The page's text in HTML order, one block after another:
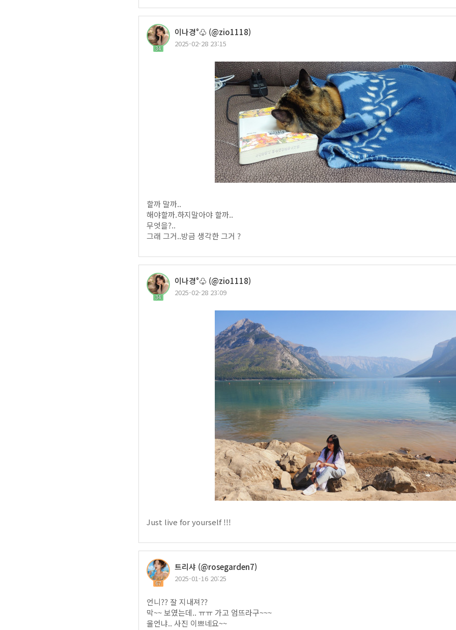
34
이나경°♧ (@zio1118)
2025-02-28 23:15
할까 말까..
해야할까.하지말아야 할까..
무엇을?..
그래 그거..방금 생각한 그거 ?
34
이나경°♧ (@zio1118)
2025-02-28 23:09
Just live for yourself !!!
67
트리샤 (@rosegarden7)
2025-01-16 20:25
언니?? 잘 지내져??
막~~ 보였는데.. ㅠㅠ 가고 엄뜨라구~~~
울언냐.. 사진 이쁘네요~~